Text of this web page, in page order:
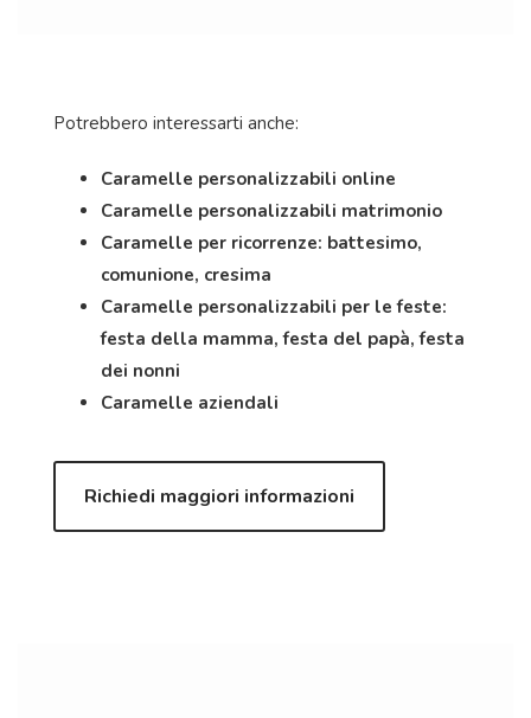
Potrebbero interessarti anche:
Caramelle personalizzabili online
Caramelle personalizzabili matrimonio
Caramelle per ricorrenze: battesimo,
comunione, cresima
Caramelle personalizzabili per le feste:
festa della mamma, festa del papà, festa
dei nonni
Caramelle aziendali
Richiedi maggiori informazioni